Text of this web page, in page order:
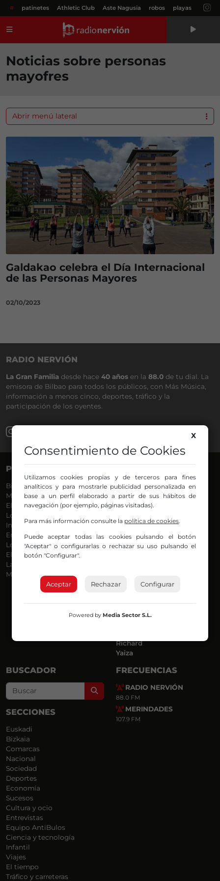
# patinetes Athletic Club Aste Nagusia robos playas
Noticias sobre personas
mayofres
Galdakao celebra el Día Internacional
de las Personas Mayores
02/10/2023
Abrir menú lateral
RADIO NERVIÓN
La Gran Familia desde hace 40 años en la 88.0 de tu dial. La
emisora de Bilbao para todos los públicos, con Más Música,
información a menos cinco, deportes, tráfico y la
participación de los oyentes.
PROGRAMAS
Bilbosport
Más Música
El Madrugador
Lo Más Nuevo
Informativos
En Ruta
Locos por la Música
El Supermadrugador
La Mañana de Radio Nervión
Más Madrugada
Agurtzane
Belén Ollero
Dani
Eva Argote
Endika
Iker
José Ignacio
Luis Carlos
Mar y Cielo
Richard
Yaiza
BUSCADOR
Search
SECCIONES
Euskadi
Bizkaia
Comarcas
Nacional
Sociedad
Deportes
Economía
Sucesos
Cultura y ocio
Entrevistas
Equipo AntiBulos
Ciencia y tecnología
Infantil
Viajes
El tiempo
Tráfico y carreteras
FRECUENCIAS
RADIO NERVIÓN
88.0 FM
MERINDADES
107.9 FM
X
Consentimiento de Cookies
Utilizamos cookies propias y de terceros para fines
analíticos y para mostrarle publicidad personalizada en
base a un perfil elaborado a partir de sus hábitos de
navegación (por ejemplo, páginas visitadas).
Para más información consulte la política de cookies.
Puede aceptar todas las cookies pulsando el botón
"Aceptar" o configurarlas o rechazar su uso pulsando el
botón "Configurar".
Aceptar Rechazar Configurar
Powered by Media Sector S.L.